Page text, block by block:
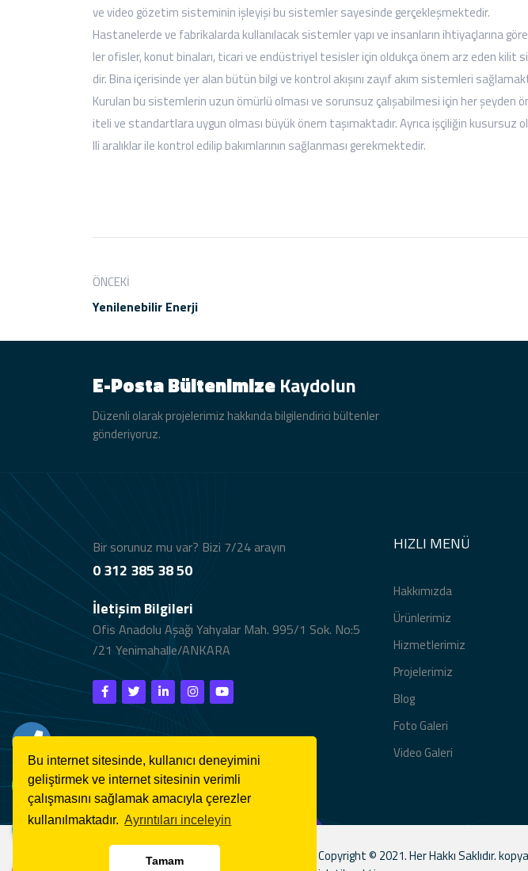
Bu internet sitesinde, kullanıcı deneyimini
geliştirmek ve internet sitesinin verimli
çalışmasını sağlamak amacıyla çerezler
kullanılmaktadır. Ayrıntıları inceleyin
Tamam
ve video gözetim sisteminin işleyişi bu sistemler sayesinde gerçekleşmektedir.
Hastanelerde ve fabrikalarda kullanılacak sistemler yapı ve insanların ihtiyaçlarına
ler ofisler, konut binaları, ticari ve endüstriyel tesisler için oldukça önem arz eden kilit
dir. Bina içerisinde yer alan bütün bilgi ve kontrol akışını zayıf akım sistemleri
Kurulan bu sistemlerin uzun ömürlü olması ve sorunsuz çalışabilmesi için her şeyden
iteli ve standartlara uygun olması büyük önem taşımaktadır. Ayrıca işçiliğin kusursuz
lli aralıklar ile kontrol edilip bakımlarının sağlanması gerekmektedir.
ÖNCEKI
Yenilenebilir Enerji
E-Posta BültenimizeKaydolun
Düzenli olarak projelerimiz hakkında bilgilendirici bültenler
gönderiyoruz.
Bir sorunuz mu var? Bizi 7/24 arayın
0 312 385 38 50
İletişim Bilgileri
Ofis Anadolu Aşağı Yahyalar Mah. 995/1 Sok. No:5
/21 Yenimahalle/ANKARA
HIZLI MENÜ
Hakkımızda
Ürünlerimiz
Hizmetlerimiz
Projelerimiz
Blog
Foto Galeri
Video Galeri
Copyright © 2021. Her Hakkı Saklıdır.